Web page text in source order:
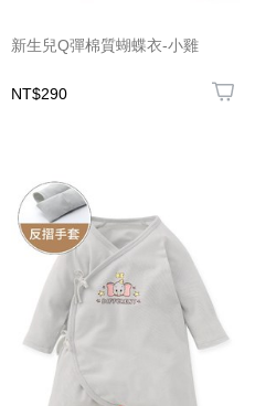
新生兒Q彈棉質蝴蝶衣-小雞
NT$290